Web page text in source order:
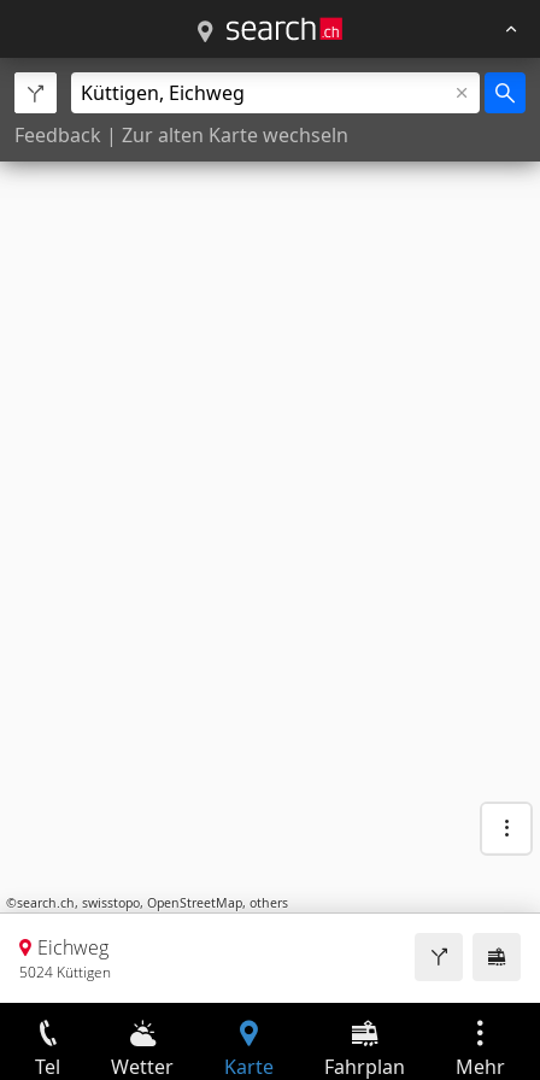
Feedback | Zur alten Karte wechseln
©search.ch, swisstopo, OpenStreetMap, others
Eichweg
5024 Küttigen
Tel Wetter Karte Fahrplan Mehr